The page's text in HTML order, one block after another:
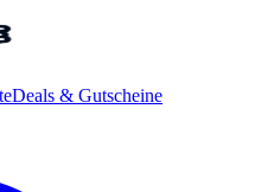
Deals & Gutscheine